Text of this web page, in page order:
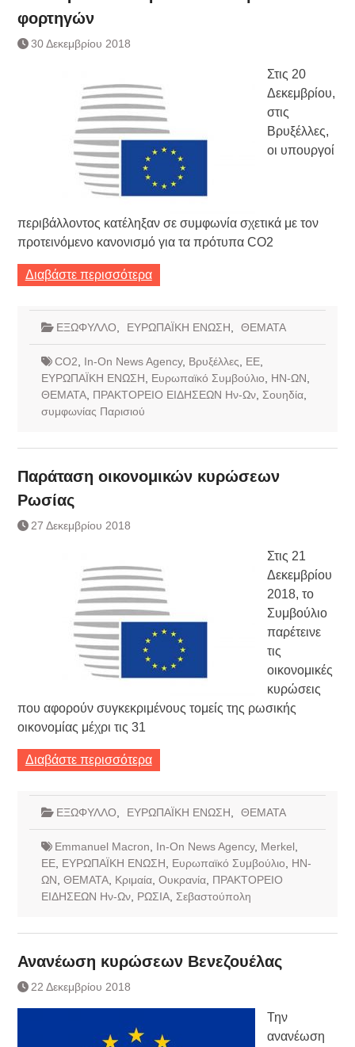
φορτηγών
30 Δεκεμβρίου 2018
Στις 20
Δεκεμβρίου,
στις
Βρυξέλλες,
οι υπουργοί
περιβάλλοντος κατέληξαν σε συμφωνία σχετικά με τον
προτεινόμενο κανονισμό για τα πρότυπα CO2
Διαβάστε περισσότερα
ΕΞΩΦΥΛΛΟ ΕΥΡΩΠΑΪΚΗ ΕΝΩΣΗ ΘΕΜΑΤΑ
CO2 In-On News Agency, Βρυξέλλες ΕΕ,
ΕΥΡΩΠΑΪΚΗ ΕΝΩΣΗ
Ευρωπαϊκό Συμβούλιο ΗΝ-ΩΝ
ΘΕΜΑΤΑ, ΠΡΑΚΤΟΡΕΙΟ ΕΙΔΗΣΕΩΝ Ην-Ων, Σουηδία,
συμφωνίας Παρισιού
Παράταση οικονομικών κυρώσεων
Ρωσίας
27 Δεκεμβρίου 2018
Στις 21
Δεκεμβρίου
2018, το
Συμβούλιο
παρέτεινε
τις
οικονομικές
κυρώσεις
που αφορούν συγκεκριμένους τομείς της ρωσικής
οικονομίας μέχρι τις 31
Διαβάστε περισσότερα
ΕΞΩΦΥΛΛΟ ΕΥΡΩΠΑΪΚΗ ΕΝΩΣΗ ΘΕΜΑΤΑ
Emmanuel Macron In-On News Agency, Merkel
ΕΕ, ΕΥΡΩΠΑΪΚΗ ΕΝΩΣΗ Ευρωπαϊκό Συμβούλιο
ΗΝ-
ΩΝ ΘΕΜΑΤΑ, Κριμαία, Ουκρανία, ΠΡΑΚΤΟΡΕΙΟ
ΕΙΔΗΣΕΩΝ Ην-Ων, ΡΩΣΙΑ, Σεβαστούπολη
Ανανέωση κυρώσεων Βενεζουέλας
22 Δεκεμβρίου 2018
Την
ανανέωση